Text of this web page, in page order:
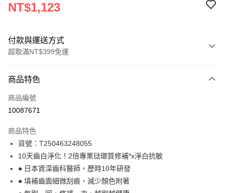
NT$1,123
付款與運送方式
超取滿NT$399免運
icash Pay
信用卡一次付款
超商取貨付款
LINE Pay
Apple Pay
商品特色
商品編號
10087671
商品特色
貨號：T250463248055
10天齒白淨化！2倍專業琺瑯質修補*x淨白抗敏
● 日本資深齒科醫師，歷時10年研發
● 填補齒面細微刮痕，減少顏色附著